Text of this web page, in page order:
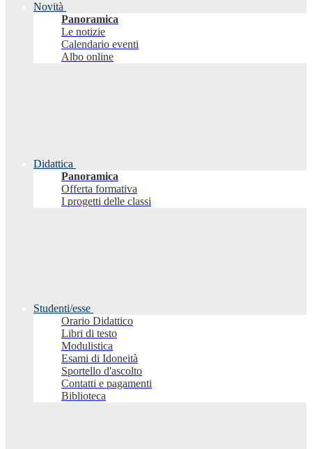
Novità
Panoramica
Le notizie
Calendario eventi
Albo online
Didattica
Panoramica
Offerta formativa
I progetti delle classi
Studenti/esse
Orario Didattico
Libri di testo
Modulistica
Esami di Idoneità
Sportello d'ascolto
Contatti e pagamenti
Biblioteca